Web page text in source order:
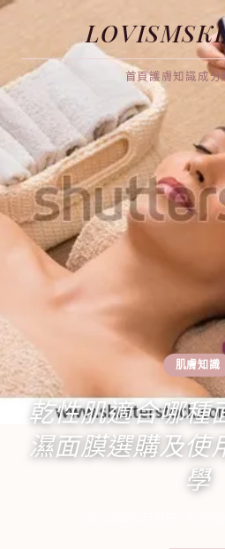
首頁護膚知識成分
肌膚知識
乾性肌適合哪種
濕面膜選購及使
學